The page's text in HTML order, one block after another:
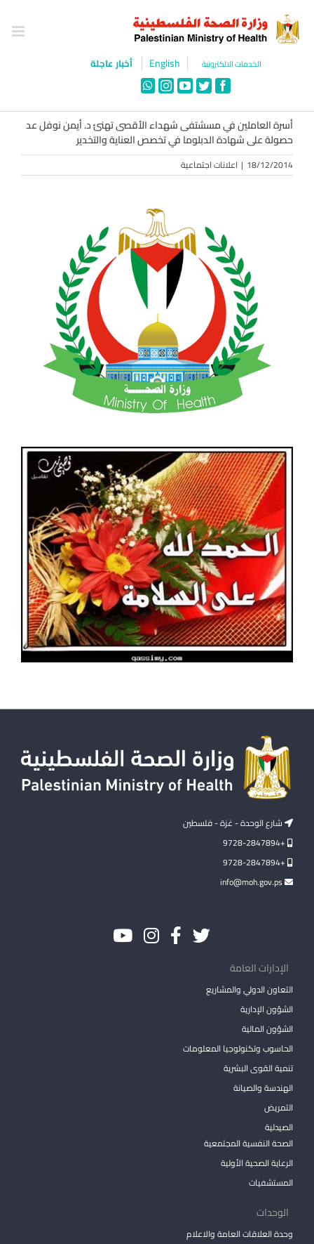
content
الخدمات الالكترونية English أخبار عاجلة
Facebook
Twitter
YouTube
Instagram
WhatsApp
أسرة العاملين في مسشتفى شهداء الأقصى تهنئ د. أيمن نوفل عد
حصولة على شهادة الدبلوما في تخصص العناية والتخدير
18/12/2014
| اعلانات اجتماعية
شارع الوحدة - غزة - فلسطين
+9728-2847894
+9728-2847894
الإدارات العامة
التعاون الدولي والمشاريع
الشؤون الإدارية
الشؤون المالية
الحاسوب وتكنولوجيا المعلومات
تنمية القوى البشرية
الهندسة والصيانة
التمريض
الصيدلية
الصحة النفسية المجتمعية
الرعاية الصحية الأولية
المستشفيات
الوحدات
وحدة العلاقات العامة والاعلام